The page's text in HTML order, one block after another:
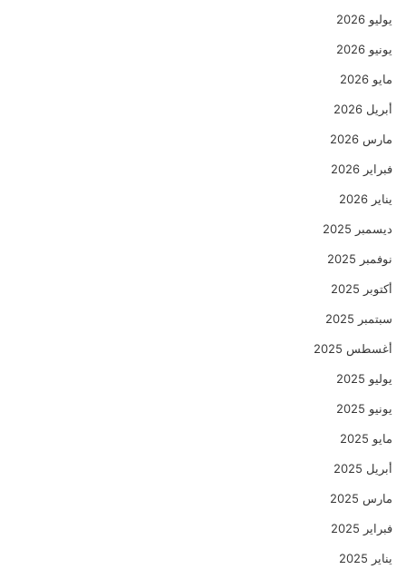
يوليو 2026
يونيو 2026
مايو 2026
أبريل 2026
مارس 2026
فبراير 2026
يناير 2026
ديسمبر 2025
نوفمبر 2025
أكتوبر 2025
سبتمبر 2025
أغسطس 2025
يوليو 2025
يونيو 2025
مايو 2025
أبريل 2025
مارس 2025
فبراير 2025
يناير 2025